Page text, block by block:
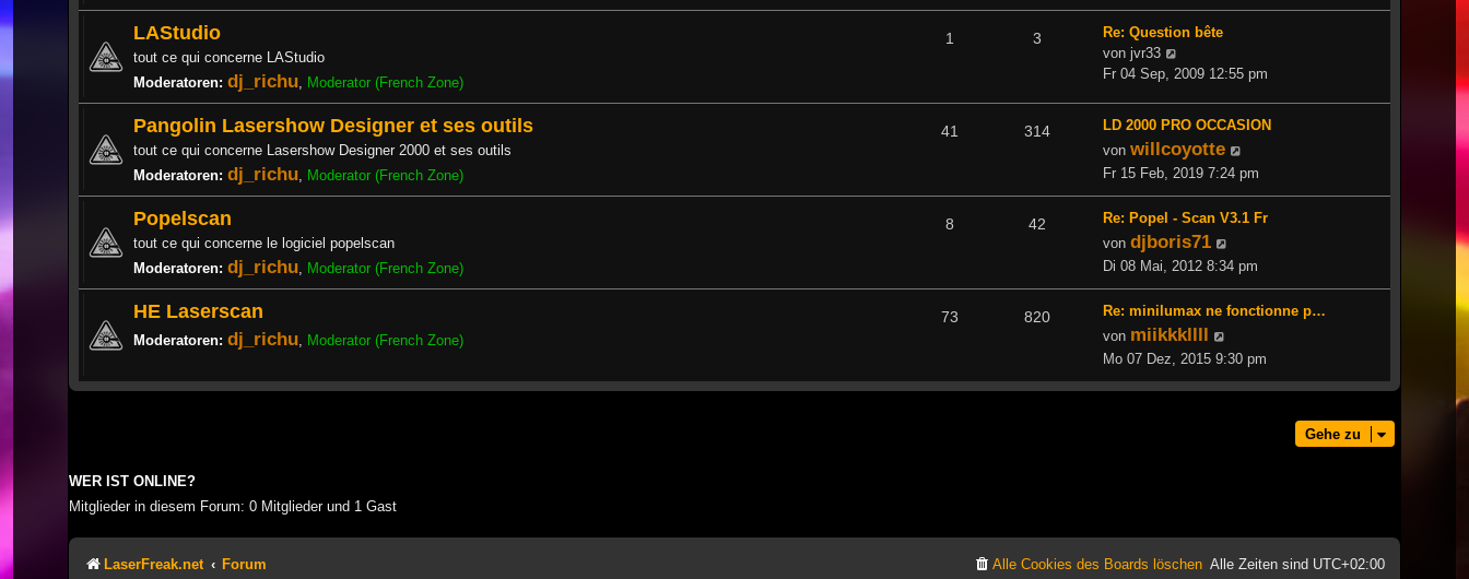
LAStudio
tout ce qui concerne LAStudio
Moderatoren: dj_richu Moderator (French Zone)
1 3
Re: Question bête
von jvr33
Beitrag
Fr 04 Sep, 2009 12:55 pm
Pangolin Lasershow Designer et ses outils
tout ce qui concerne Lasershow Designer 2000 et ses outils
Moderatoren: dj_richu Moderator (French Zone)
41 314
LD 2000 PRO OCCASION
von willcoyotte
Beitrag
Fr 15 Feb, 2019 7:24 pm
Popelscan
tout ce qui concerne le logiciel popelscan
Moderatoren: dj_richu Moderator (French Zone)
8 42
Re: Popel - Scan V3.1 Fr
von djboris71
Beitrag
Di 08 Mai, 2012 8:34 pm
HE Laserscan
Moderatoren: dj_richu Moderator (French Zone)
73 820
Re: minilumax ne fonctionne p…
von miikkkllll
Beitrag
Mo 07 Dez, 2015 9:30 pm
Gehe zu
WER IST ONLINE?
Mitglieder in diesem Forum: 0 Mitglieder und 1 Gast
LaserFreak.net Forum Alle Zeiten sind UTC+02:00
Alle Cookies des Boards löschen